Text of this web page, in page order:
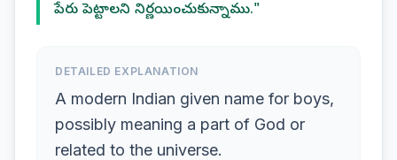
పేరు పెట్టాలని నిర్ణయించుకున్నాము."
DETAILED EXPLANATION
A modern Indian given name for boys,
possibly meaning a part of God or
related to the universe.